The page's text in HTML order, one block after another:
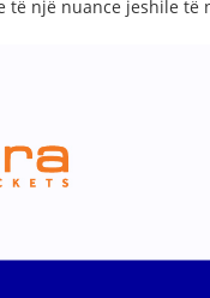
të një nuance jeshile të